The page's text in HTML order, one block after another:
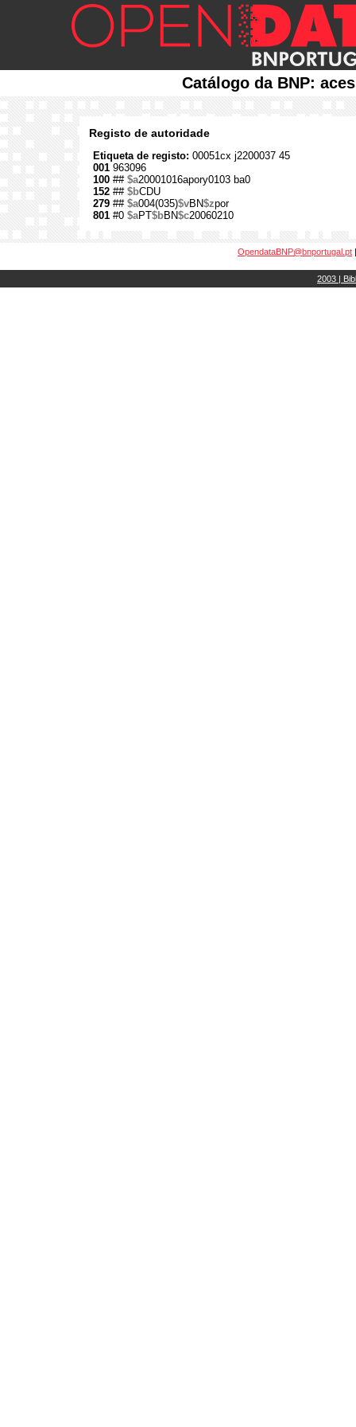
Catálogo da BNP:
Registo de autoridade
Etiqueta de registo: 00051cx j2200037 45
001 963096
100 ## $a20001016apory0103 ba0
152 ## $bCDU
279 ## $a004(035)$vBN$zpor
801 #0 $aPT$bBN$c20060210
OpendataBNP@bnportugal.pt
2003 |